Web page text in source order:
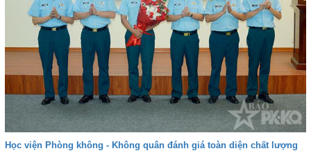
Học viện Phòng không - Không quân đánh giá toàn diện chất lượng